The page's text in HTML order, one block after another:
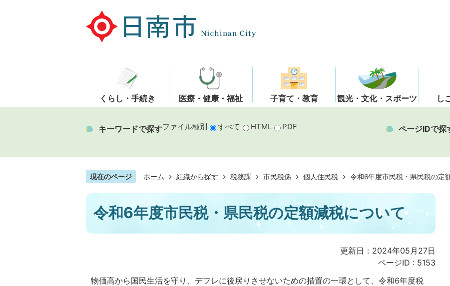
くらし・手続き 医療・健康・福祉 子育て・教育 観光・文化・スポーツ し
キーワードで探すファイル種別 すべて HTML PDF ページIDで探
現在のページ ホーム 組織から探す 税務課 市民税係 個人住民税 令和6年度市民税・県民税の定
令和6年度市民税・県民税の定額減税について
更新日：2024年05月27日
ページID : 5153
物価高から国民生活を守り、デフレに後戻りさせないための措置の一環として、令和6年度税